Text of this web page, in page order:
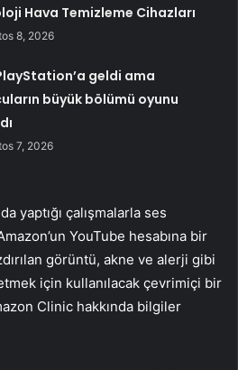
Hava Temizleme Cihazları
8, 2026
geldi ama
büyük bölümü oyunu
7, 2026
yaptığı çalışmalarla ses
YouTube hesabına bir
görüntü, akne ve alerji gibi
için kullanılacak çevrimiçi bir
Clinic hakkında bilgiler